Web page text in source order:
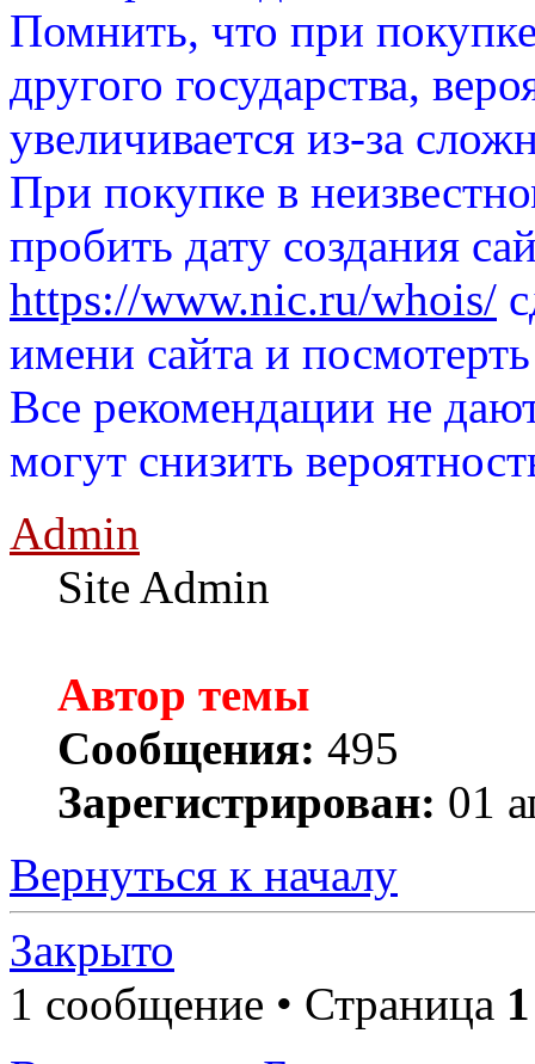
Помнить, что при
другого государства,
увеличивается из-за
При покупке в
пробить дату создания
https://www.nic.ru/whois/
имени сайта и
Все рекомендации не
могут снизить
Admin
Site Admin
Автор темы
Сообщения: 495
Зарегистрирован: 01
Вернуться к началу
Закрыто
1 сообщение • Страница 1